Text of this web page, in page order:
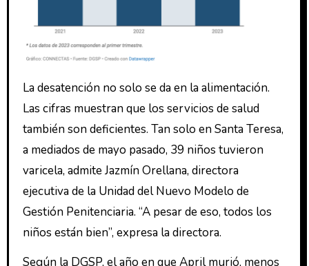
La desatención no solo se da en la alimentación.
Las cifras muestran que los servicios de salud
también son deficientes. Tan solo en Santa Teresa,
a mediados de mayo pasado, 39 niños tuvieron
varicela, admite Jazmín Orellana, directora
ejecutiva de la Unidad del Nuevo Modelo de
Gestión Penitenciaria. “A pesar de eso, todos los
niños están bien”, expresa la directora.
Según la DGSP, el año en que April murió, menos